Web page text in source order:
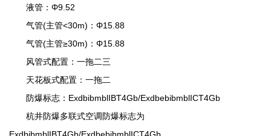
液管：Φ9.52
气管(主管<30m)：Φ15.88
气管(主管≥30m)：Φ15.88
风管式配置：一拖二三
天花板式配置：一拖二
防爆标志：ExdbibmblIBT4Gb/ExdbebibmblICT4Gb
杭井防爆多联式空调防爆标志为
ExdbibmblIBT4Gb/ExdbebibmblICT4Gb。